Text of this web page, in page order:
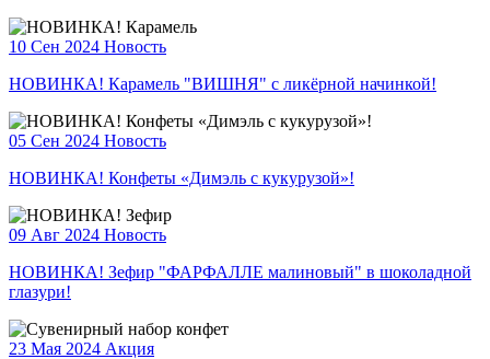
10 Сен 2024 Новость
НОВИНКА! Карамель "ВИШНЯ" с ликёрной начинкой!
05 Сен 2024 Новость
НОВИНКА! Конфеты «Димэль с кукурузой»!
09 Авг 2024 Новость
НОВИНКА! Зефир "ФАРФАЛЛЕ малиновый" в шоколадной
глазури!
23 Мая 2024 Акция